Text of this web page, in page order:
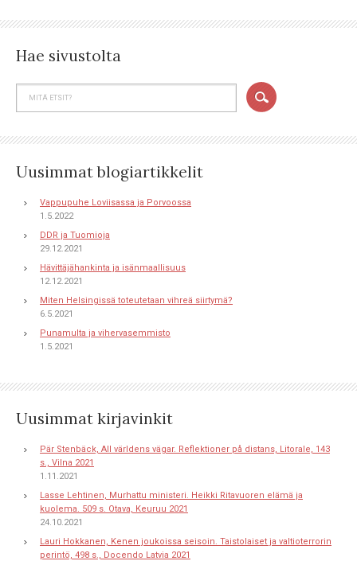
Hae sivustolta
Uusimmat blogiartikkelit
Vappupuhe Loviisassa ja Porvoossa
1.5.2022
DDR ja Tuomioja
29.12.2021
Hävittäjähankinta ja isänmaallisuus
12.12.2021
Miten Helsingissä toteutetaan vihreä siirtymä?
6.5.2021
Punamulta ja vihervasemmisto
1.5.2021
Uusimmat kirjavinkit
Pär Stenbäck, All världens vägar. Reflektioner på distans, Litorale, 143
s., Vilna 2021
1.11.2021
Lasse Lehtinen, Murhattu ministeri. Heikki Ritavuoren elämä ja
kuolema. 509 s. Otava, Keuruu 2021
24.10.2021
Lauri Hokkanen, Kenen joukoissa seisoin. Taistolaiset ja valtioterrorin
perintö, 498 s., Docendo Latvia 2021